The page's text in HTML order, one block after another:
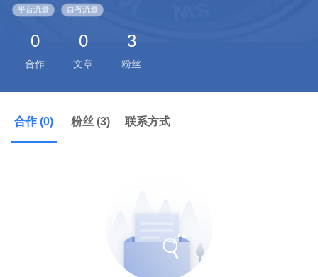
平台流量 自有流量
0
合作
0
文章
3
粉丝
合作 (0) 粉丝 (3) 联系方式